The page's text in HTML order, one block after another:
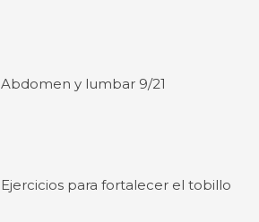
Abdomen y lumbar 9/21
Ejercicios para fortalecer el tobillo